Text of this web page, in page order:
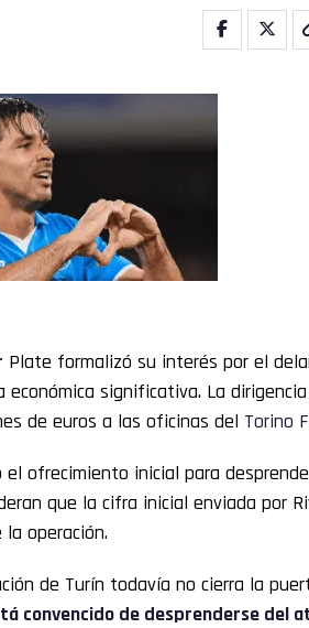
Plate formalizó su interés por el
significativa. La
de euros a las oficinas del Torino
ofrecimiento inicial para
que la cifra inicial enviada por
operación.
de Turín todavía no cierra la
convencido de desprenderse del